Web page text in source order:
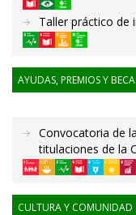
Taller práctico de
AYUDAS, PREMIOS Y
Convocatoria de
titulaciones de la
CULTURA Y COMUNIDAD